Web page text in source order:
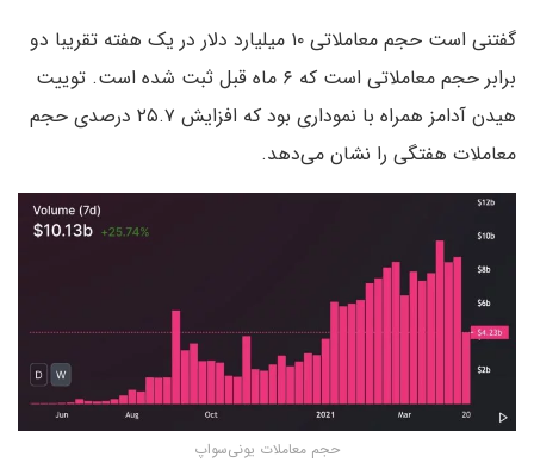
گفتنی است حجم معاملاتی ۱۰ میلیارد دلار در یک هفته تقریبا دو
برابر حجم معاملاتی است که ۶ ماه قبل ثبت شده است. توییت
هیدن آدامز همراه با نموداری بود که افزایش ۲۵.۷ درصدی حجم
معاملات هفتگی را نشان می‌دهد.
حجم معاملات یونی‌سواپ